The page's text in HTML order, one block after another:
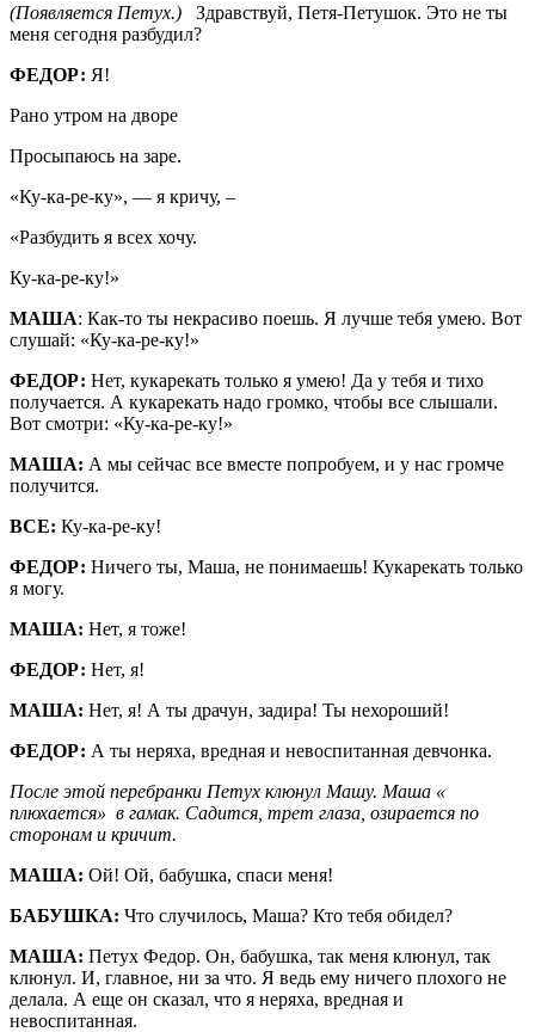
(Появляется Петух.) Здравствуй, Петя-Петушок. Это не ты
меня сегодня разбудил?
ФЕДОР: Я!
Рано утром на дворе
Просыпаюсь на заре.
«Ку-ка-ре-ку», — я кричу, –
«Разбудить я всех хочу.
Ку-ка-ре-ку!»
МАША: Как-то ты некрасиво поешь. Я лучше тебя умею. Вот
слушай: «Ку-ка-ре-ку!»
ФЕДОР: Нет, кукарекать только я умею! Да у тебя и тихо
получается. А кукарекать надо громко, чтобы все слышали.
Вот смотри: «Ку-ка-ре-ку!»
МАША: А мы сейчас все вместе попробуем, и у нас громче
получится.
ВСЕ: Ку-ка-ре-ку!
ФЕДОР: Ничего ты, Маша, не понимаешь! Кукарекать только
я могу.
МАША: Нет, я тоже!
ФЕДОР: Нет, я!
МАША: Нет, я! А ты драчун, задира! Ты нехороший!
ФЕДОР: А ты неряха, вредная и невоспитанная девчонка.
После этой перебранки Петух клюнул Машу. Маша «
плюхается» в гамак. Садится, трет глаза, озирается по
сторонам и кричит.
МАША: Ой! Ой, бабушка, спаси меня!
БАБУШКА: Что случилось, Маша? Кто тебя обидел?
МАША: Петух Федор. Он, бабушка, так меня клюнул, так
клюнул. И, главное, ни за что. Я ведь ему ничего плохого не
делала. А еще он сказал, что я неряха, вредная и
невоспитанная.